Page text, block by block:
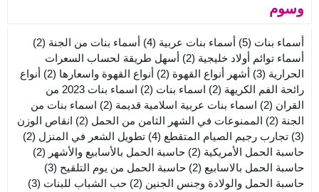
وسوم
أسماء بنات (5) أسماء بنات عربية (4) أسماء بنات من الجنة (2)
أسماء توائم أولاد خليجية (2)
أسهل طريقة لحساب السعرات
الحرارية (3) أشهر أنواع القهوة (2) أنواع القهوة واسعارها (2)
أنواع
رائحة الفم الكريهة (2) اسماء بنات (2)
اسماء بنات 2023 من
القران (2) اسماء بنات عربية اسلامية قديمة (2)
اسماء بنات من
الجنة (2) الممنوعات في الشهر الثامن من الحمل (2)
انقاص الوزن
(3)
تجارب رجيم الصيام المتقطع (4) تطويل الشعر في المنزل (2)
حاسبة الحمل الأمريكية (2) حاسبة الحمل بالأسابيع والأشهر (2)
حاسبة الحمل بالاسابيع (2) حاسبة الحمل من يوم التلقيح (3)
حاسبة الحمل والولادة وجنس الجنين (2) حب الشباب للبنات (3)